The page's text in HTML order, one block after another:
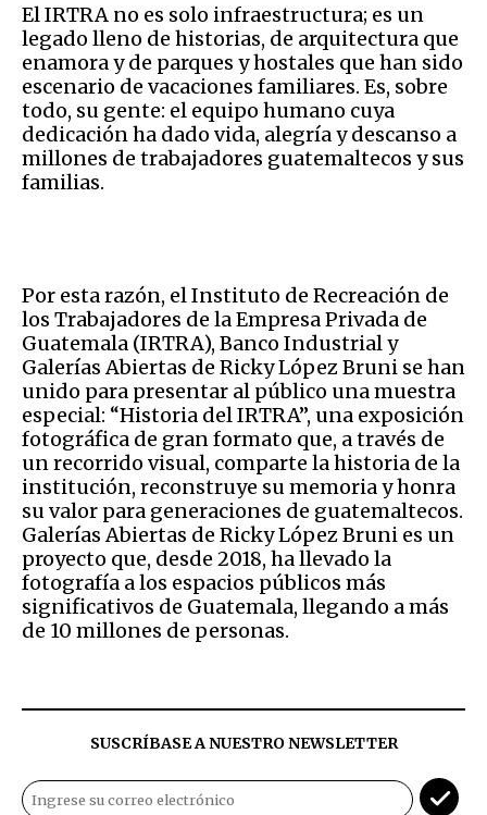
El IRTRA no es solo infraestructura; es un
legado lleno de historias, de arquitectura que
enamora y de parques y hostales que han sido
escenario de vacaciones familiares. Es, sobre
todo, su gente: el equipo humano cuya
dedicación ha dado vida, alegría y descanso a
millones de trabajadores guatemaltecos y sus
familias.
Por esta razón, el Instituto de Recreación de
los Trabajadores de la Empresa Privada de
Guatemala (IRTRA), Banco Industrial y
Galerías Abiertas de Ricky López Bruni se han
unido para presentar al público una muestra
especial: “Historia del IRTRA”, una exposición
fotográfica de gran formato que, a través de
un recorrido visual, comparte la historia de la
institución, reconstruye su memoria y honra
su valor para generaciones de guatemaltecos.
Galerías Abiertas de Ricky López Bruni es un
proyecto que, desde 2018, ha llevado la
fotografía a los espacios públicos más
significativos de Guatemala, llegando a más
de 10 millones de personas.
SUSCRÍBASE A NUESTRO NEWSLETTER